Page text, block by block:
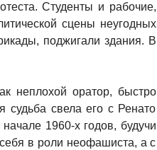
Студенты и рабочие,
сцены неугодных
поджигали здания. В
неплохой оратор, быстро
судьба свела его с Ренато
1960-х годов, будучи
себя в роли неофашиста, а с